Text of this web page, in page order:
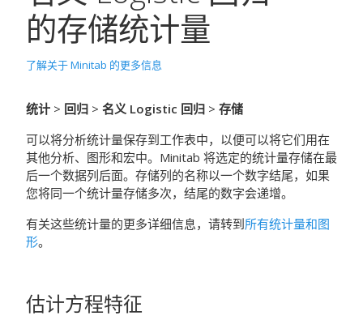
的存储统计量
了解关于 Minitab 的更多信息
统计 > 回归 > 名义 Logistic 回归 > 存储
可以将分析统计量保存到工作表中，以便可以将它们用在
其他分析、图形和宏中。Minitab 将选定的统计量存储在最
后一个数据列后面。存储列的名称以一个数字结尾，如果
您将同一个统计量存储多次，结尾的数字会递增。
有关这些统计量的更多详细信息，请转到所有统计量和图
形。
估计方程特征